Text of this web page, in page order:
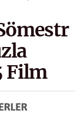
Film